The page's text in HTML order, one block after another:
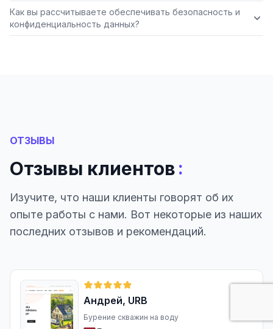
Как вы рассчитываете обеспечивать безопасность и
конфиденциальность данных?
ОТЗЫВЫ
Отзывы клиентов:
Изучите, что наши клиенты говорят об их
опыте работы с нами. Вот некоторые из наших
последних отзывов и рекомендаций.
Андрей, URB
Бурение скважин на воду